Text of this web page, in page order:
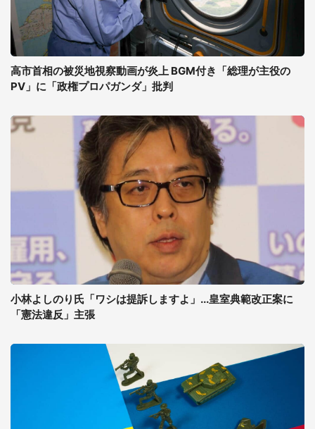
高市首相の被災地視察動画が炎上 BGM付き「総理が主役の
PV」に「政権プロパガンダ」批判
小林よしのり氏「ワシは提訴しますよ」...皇室典範改正案に
「憲法違反」主張